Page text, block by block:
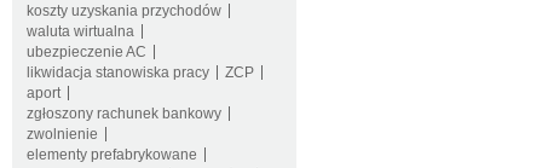
koszty uzyskania przychodów
waluta wirtualna
ubezpieczenie AC
likwidacja stanowiska pracy
ZCP
aport
zgłoszony rachunek bankowy
zwolnienie
elementy prefabrykowane